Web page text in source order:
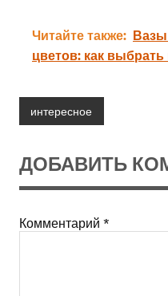
Читайте также:
цветов: как
интересное
ДОБАВИТЬ
Комментарий *